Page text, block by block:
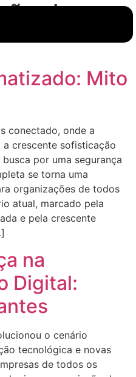
de
Mito
conectado, onde a
crescente sofisticação
por uma segurança
se torna uma
organizações de todos
atual, marcado pela
e pela crescente
na
Digital:
o cenário
tecnológica e novas
de todos os